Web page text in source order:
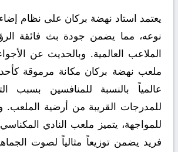
يعتمد استاد نهضة بركان على نظام
نوعه، مما يضمن جودة بث فائقة
الملاعب العالمية. وبالحديث عن
ملعب نهضة بركان مكانة مرموقة
عالمياً بالنسبة للمنافسين بسبب
للمدرجات القريبة من أرضية
للمواجهة، يتميز ملعب النادي
فريد يضمن توزيعاً مثالياً لصوت